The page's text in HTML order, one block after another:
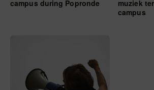
campus during Popronde
muziek
campus